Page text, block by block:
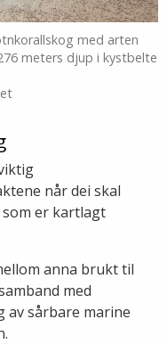
med arten
meters djup i kystbelte
når dei skal
er kartlagt
anna brukt til
med
av sårbare marine